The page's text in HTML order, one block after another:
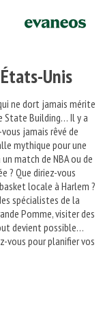
Unis
ne dort jamais mérite
State Building… Il y a
jamais rêvé de
mythique pour une
match de NBA ou de
? Que diriez-vous
locale à Harlem ?
spécialistes de la
Pomme, visiter des
devient possible…
vous pour planifier vos